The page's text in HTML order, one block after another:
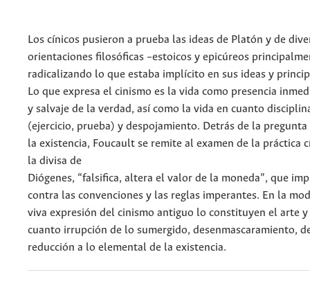
Los cínicos pusieron a prueba las ideas de Platón y de
orientaciones filosóficas –estoicos y epicúreos
radicalizando lo que estaba implícito en sus ideas y
Lo que expresa el cinismo es la vida como presencia
y salvaje de la verdad, así como la vida en cuanto
(ejercicio, prueba) y despojamiento. Detrás de la pregunta
la existencia, Foucault se remite al examen de la práctica
la divisa de
Diógenes, “falsifica, altera el valor de la moneda”, que
contra las convenciones y las reglas imperantes. En la
viva expresión del cinismo antiguo lo constituyen el arte
cuanto irrupción de lo sumergido, desenmascaramiento,
reducción a lo elemental de la existencia.